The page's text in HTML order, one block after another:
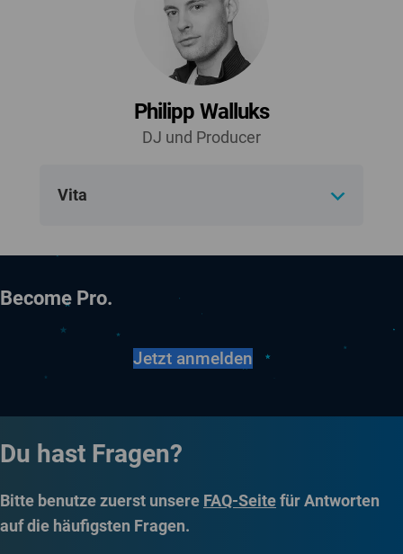
Philipp Walluks
DJ und Producer
Vita
Become Pro.
Jetzt anmelden
Du hast Fragen?
Bitte benutze zuerst unsere FAQ-Seitefür Antworten
auf die häufigsten Fragen.